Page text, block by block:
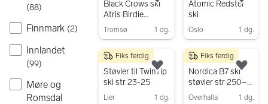
(88)
Finnmark (2)
Innlandet
(99)
Møre og
Romsdal
Black Crows ski
Atris Birdie
160cm m
Tromsø 1 dg.
Legg til som favoritt.
Atomic Redster
ski
Oslo 1 dg.
500 kr
Støvler til TwinTip
ski str 23-25
Lier
1 dg.
Fiks ferdig
Legg til som favoritt.
100 kr
Nordica B7 ski
støvler str 250–
255 sølv
Overhalla
1 dg.
Fiks ferdig